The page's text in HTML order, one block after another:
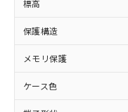
標高
保護構造
メモリ保護
ケース色
タに基
覧され
準価格
正式な
様のお
ムロン
六価クロム(Cr(Ⅵ))
類(PBB)
(PBDE) 1000ppm
ル) (DEHP)(別名：
（DBP）
但し、RoHS指令
*中国RoHS10物
Pb(鉛) :1000ppm
ム) : 100ppm、
Cr(Ⅵ)(六価クロム
ニル類) : 1000ppm
イソブチル) :
または
国政府
可)を取
当社は
全に破
いよう
当社は
一
一